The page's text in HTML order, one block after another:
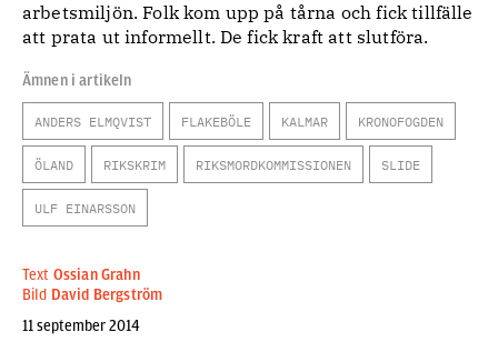
arbetsmiljön. Folk kom upp på tårna och fick tillfälle
att prata ut informellt. De fick kraft att slutföra.
Ämnen i artikeln
ANDERS ELMQVIST FLAKEBÖLE KALMAR KRONOFOGDEN
ÖLAND RIKSKRIM RIKSMORDKOMMISSIONEN SLIDE
ULF EINARSSON
Text Ossian Grahn
Bild David Bergström
11 september 2014